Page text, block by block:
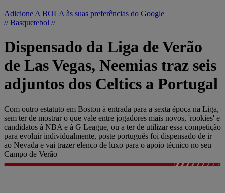
Adicione A BOLA às suas preferências do Google
// Basquetebol //
Dispensado da Liga de Verão
de Las Vegas, Neemias traz seis
adjuntos dos Celtics a Portugal
Com outro estatuto em Boston à entrada para a sexta época na Liga,
sem ter de mostrar o que vale entre jogadores mais novos, 'rookies' e
candidatos à NBA e à G League, ou a ter de utilizar essa competição
para evoluir individualmente, poste português foi dispensado de ir
ao Nevada e vai trazer elenco de luxo para o apoio técnico no seu
Campo de Verão